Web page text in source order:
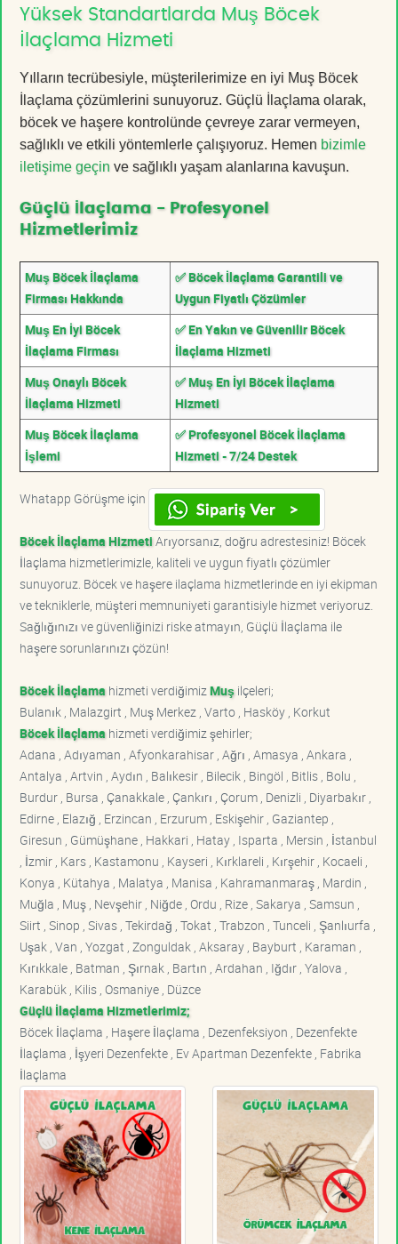
Yüksek Standartlarda Muş Böcek
İlaçlama Hizmeti
Yılların tecrübesiyle, müşterilerimize en iyi Muş Böcek
İlaçlama çözümlerini sunuyoruz. Güçlü İlaçlama olarak,
böcek ve haşere kontrolünde çevreye zarar vermeyen,
sağlıklı ve etkili yöntemlerle çalışıyoruz. Hemen bizimle
iletişime geçin ve sağlıklı yaşam alanlarına kavuşun.
Güçlü İlaçlama - Profesyonel
Hizmetlerimiz
Muş Böcek İlaçlama
Firması Hakkında
✅ Böcek İlaçlama Garantili ve
Uygun Fiyatlı Çözümler
Muş En İyi Böcek
İlaçlama Firması
✅ En Yakın ve Güvenilir Böcek
İlaçlama Hizmeti
Muş Onaylı Böcek
İlaçlama Hizmeti
✅ Muş En İyi Böcek İlaçlama
Hizmeti
Muş Böcek İlaçlama
İşlemi
✅ Profesyonel Böcek İlaçlama
Hizmeti - 7/24 Destek
Whatapp Görüşme için
Böcek İlaçlama HizmetiArıyorsanız, doğru adrestesiniz! Böcek
İlaçlama hizmetlerimizle, kaliteli ve uygun fiyatlı çözümler
sunuyoruz. Böcek ve haşere ilaçlama hizmetlerinde en iyi ekipman
ve tekniklerle, müşteri memnuniyeti garantisiyle hizmet veriyoruz.
Sağlığınızı ve güvenliğinizi riske atmayın, Güçlü İlaçlama ile
haşere sorunlarınızı çözün!
Böcek İlaçlama hizmeti verdiğimiz Muş ilçeleri;
Bulanık , Malazgirt , Muş Merkez , Varto , Hasköy , Korkut
Böcek İlaçlama hizmeti verdiğimiz şehirler;
Adana , Adıyaman , Afyonkarahisar , Ağrı , Amasya , Ankara ,
Antalya , Artvin , Aydın , Balıkesir , Bilecik , Bingöl , Bitlis , Bolu ,
Burdur , Bursa , Çanakkale , Çankırı , Çorum , Denizli , Diyarbakır ,
Edirne , Elazığ , Erzincan , Erzurum , Eskişehir , Gaziantep ,
Giresun , Gümüşhane , Hakkari , Hatay , Isparta , Mersin , İstanbul
, İzmir , Kars , Kastamonu , Kayseri , Kırklareli , Kırşehir , Kocaeli ,
Konya , Kütahya , Malatya , Manisa , Kahramanmaraş , Mardin ,
Muğla , Muş , Nevşehir , Niğde , Ordu , Rize , Sakarya , Samsun ,
Siirt , Sinop , Sivas , Tekirdağ , Tokat , Trabzon , Tunceli , Şanlıurfa ,
Uşak , Van , Yozgat , Zonguldak , Aksaray , Bayburt , Karaman ,
Kırıkkale , Batman , Şırnak , Bartın , Ardahan , Iğdır , Yalova ,
Karabük , Kilis , Osmaniye , Düzce
Güçlü İlaçlama Hizmetlerimiz;
Böcek İlaçlama , Haşere İlaçlama , Dezenfeksiyon , Dezenfekte
İlaçlama , İşyeri Dezenfekte , Ev Apartman Dezenfekte , Fabrika
İlaçlama